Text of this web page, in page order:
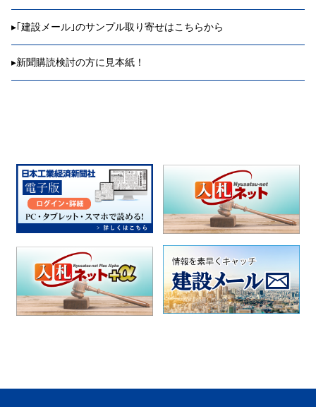
▸ ｢建設メール｣のサンプル取り寄せはこちらから
▸新聞購読検討の方に見本紙！